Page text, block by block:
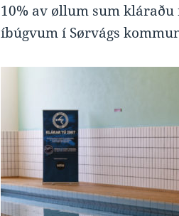
10% av øllum sum
íbúgvum í Sørvágs